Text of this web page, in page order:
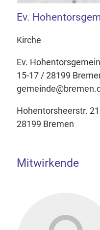
Ev.
Kirche
Ev.
15-17 / 28199
Hohentorsheerstr. 21
28199 Bremen
Mitwirkende